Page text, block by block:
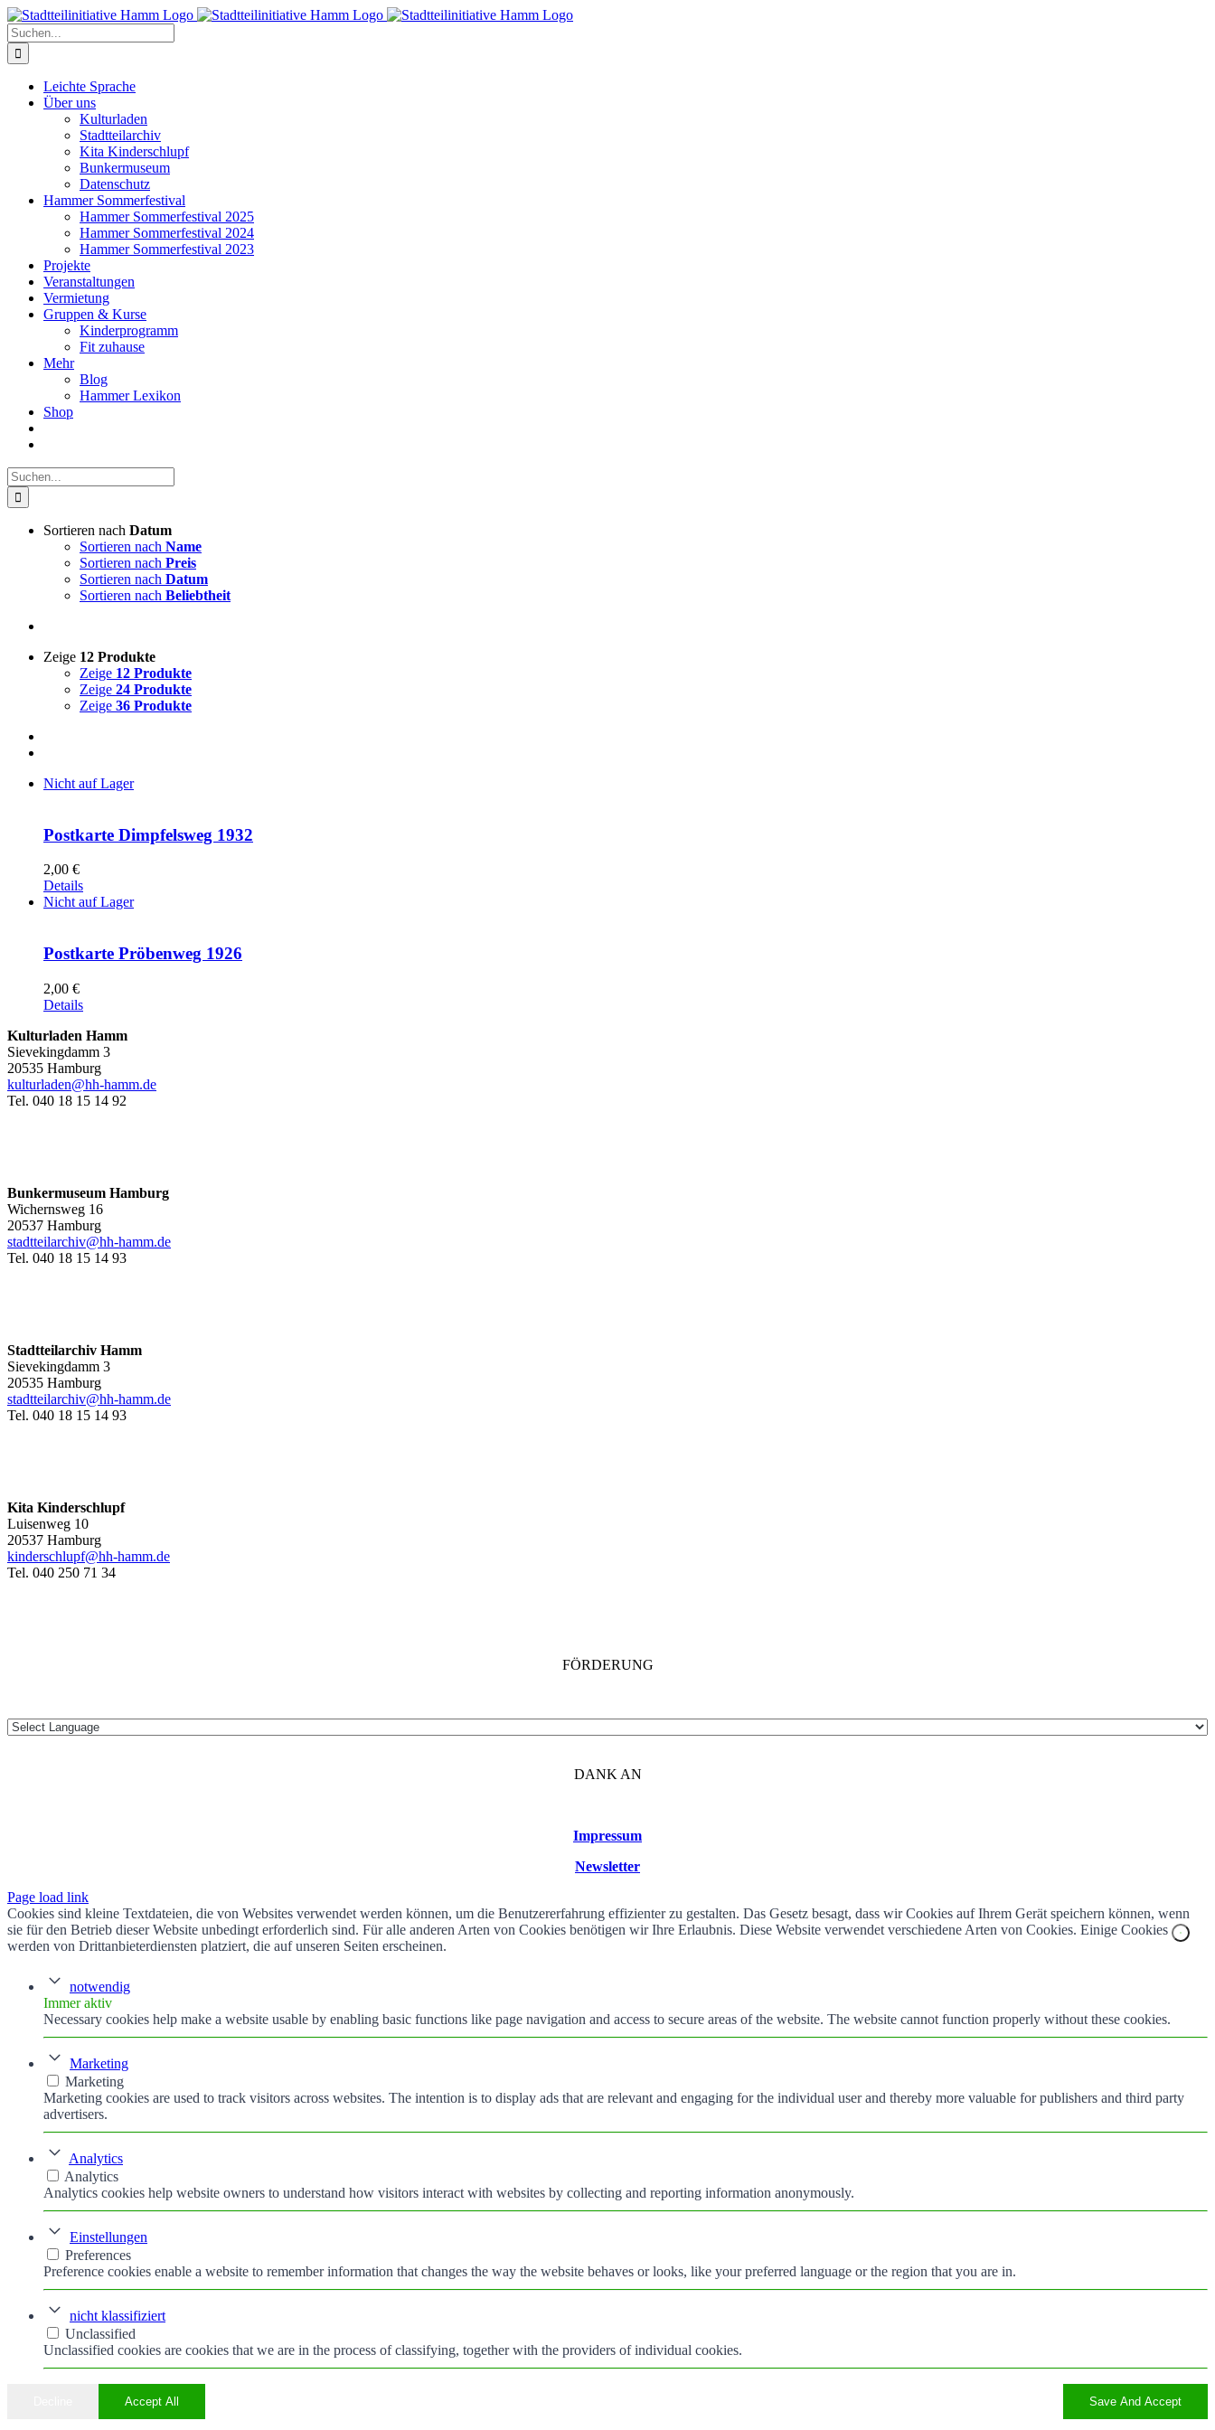
Zum
Inhalt
springen
Suche
nach:
Leichte Sprache
Über uns
Kulturladen
Stadtteilarchiv
Kita Kinderschlupf
Bunkermuseum
Datenschutz
Hammer Sommerfestival
Hammer Sommerfestival 2025
Hammer Sommerfestival 2024
Hammer Sommerfestival 2023
Projekte
Veranstaltungen
Vermietung
Gruppen & Kurse
Kinderprogramm
Fit zuhause
Mehr
Blog
Hammer Lexikon
Shop
Suche
nach:
Sortieren nach Datum
Sortieren nach Name
Sortieren nach Preis
Sortieren nach Datum
Sortieren nach Beliebtheit
Zeige 12 Produkte
Zeige 12 Produkte
Zeige 24 Produkte
Zeige 36 Produkte
Nicht auf Lager
Postkarte Dimpfelsweg 1932
2,00 €
Details
Nicht auf Lager
Postkarte Pröbenweg 1926
2,00 €
Details
Kulturladen Hamm
Sievekingdamm 3
20535 Hamburg
kulturladen@hh-hamm.de
Tel. 040 18 15 14 92
Bunkermuseum Hamburg
Wichernsweg 16
20537 Hamburg
stadtteilarchiv@hh-hamm.de
Tel. 040 18 15 14 93
Stadtteilarchiv Hamm
Sievekingdamm 3
20535 Hamburg
stadtteilarchiv@hh-hamm.de
Tel. 040 18 15 14 93
Kita Kinderschlupf
Luisenweg 10
20537 Hamburg
kinderschlupf@hh-hamm.de
Tel. 040 250 71 34
FÖRDERUNG
DANK AN
Impressum
Newsletter
Page load link
Cookies sind kleine Textdateien, die von Websites verwendet werden können, um die Benutzererfahrung effizienter zu gestalten. Das Gesetz besagt, dass wir Cookies auf Ihrem Gerät speichern können, wenn
sie für den Betrieb dieser Website unbedingt erforderlich sind. Für alle anderen Arten von Cookies benötigen wir Ihre Erlaubnis. Diese Website verwendet verschiedene Arten von Cookies. Einige Cookies
werden von Drittanbieterdiensten platziert, die auf unseren Seiten erscheinen.
notwendig
Immer aktiv
Necessary cookies help make a website usable by enabling basic functions like page navigation and access to secure areas of the website. The website cannot function properly without these cookies.
Marketing
Marketing
Marketing cookies are used to track visitors across websites. The intention is to display ads that are relevant and engaging for the individual user and thereby more valuable for publishers and third party
advertisers.
Analytics
Analytics
Analytics cookies help website owners to understand how visitors interact with websites by collecting and reporting information anonymously.
Einstellungen
Preferences
Preference cookies enable a website to remember information that changes the way the website behaves or looks, like your preferred language or the region that you are in.
nicht klassifiziert
Unclassified
Unclassified cookies are cookies that we are in the process of classifying, together with the providers of individual cookies.
Accept All Save And Accept